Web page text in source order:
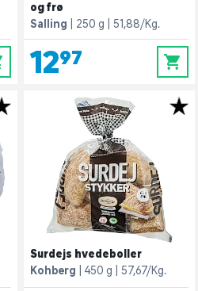
og frø
Salling
250 g 51,88/Kg.
12,97 0
Surdejs hvedeboller
Kohberg
450 g 57,67/Kg.